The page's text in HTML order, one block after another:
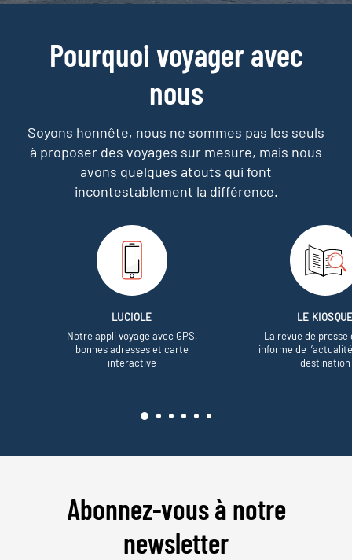
Pourquoi voyager avec
nous
Soyons honnête, nous ne sommes pas les seuls
à proposer des voyages sur mesure, mais nous
avons quelques atouts qui font
incontestablement la différence.
LUCIOLE
Notre appli voyage avec GPS,
bonnes adresses et carte
interactive
LE
La revue de presse
informe de
destination
Abonnez-vous à notre
newsletter